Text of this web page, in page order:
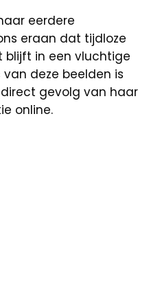
eerdere
eraan dat tijdloze
blijft in een vluchtige
deze beelden is
gevolg van haar
online.